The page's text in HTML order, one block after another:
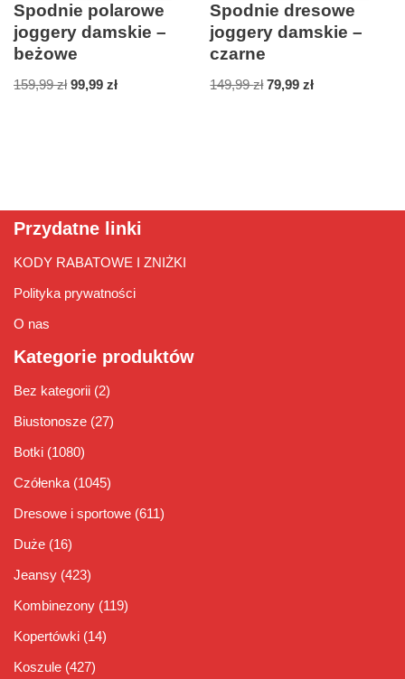
Spodnie polarowe
joggery damskie –
beżowe
159,99zł 99,99 zł
Spodnie dresowe
joggery damskie –
czarne
149,99zł 79,99zł
Przydatne linki
KODY RABATOWE I ZNIŻKI
Polityka prywatności
O nas
Kategorie produktów
Bez kategorii (2)
Biustonosze (27)
Botki (1080)
Czółenka (1045)
Dresowe i sportowe (611)
Duże (16)
Jeansy (423)
Kombinezony (119)
Kopertówki (14)
Koszule (427)